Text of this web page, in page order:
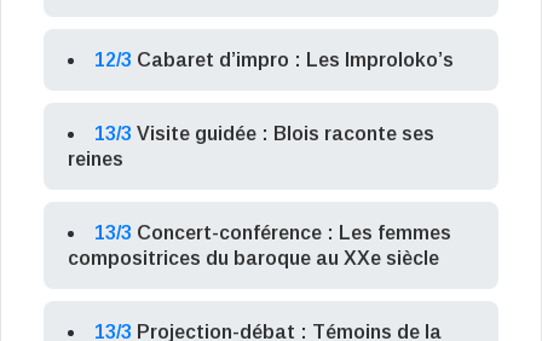
12/3 Cabaret d’impro : Les Improloko’s
13/3 Visite guidée : Blois raconte ses
reines
13/3 Concert-conférence : Les femmes
compositrices du baroque au XXe siècle
13/3 Projection-débat : Témoins de la